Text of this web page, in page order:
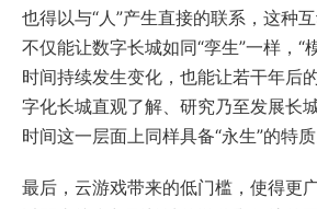
也得以与“人”产生直接的联系，这种
不仅能让数字长城如同“孪生”一样，“
时间持续发生变化，也能让若干年后
字化长城直观了解、研究乃至发展长
时间这一层面上同样具备“永生”的特质
最后，云游戏带来的低门槛，使得更